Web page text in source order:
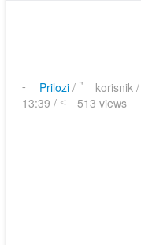
Prilozi/ korisnik /
13:39 /
513 views